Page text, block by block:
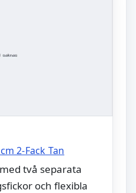
2-Fack Tan
två separata
och flexibla